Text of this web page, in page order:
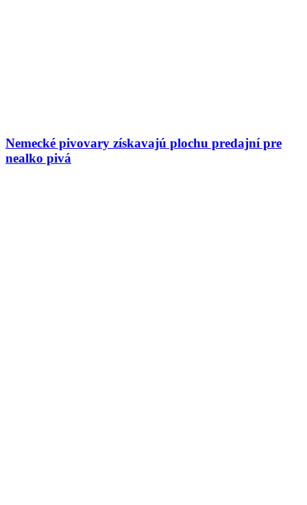
Nemecké pivovary získavajú plochu predajní pre
nealko pivá